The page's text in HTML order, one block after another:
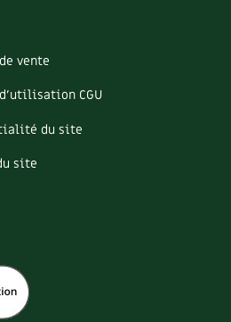
vente
CGU
du site
site